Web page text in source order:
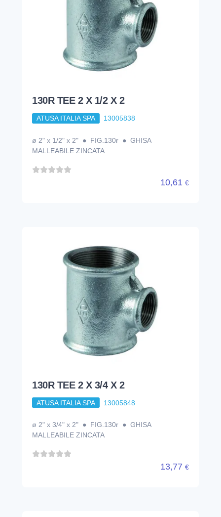
130R TEE 2 X 1/2 X 2
ATUSA ITALIA SPA 13005838
ø 2" x 1/2" x 2" ● FIG.130r ● GHISA
MALLEABILE ZINCATA
10,61 €
130R TEE 2 X 3/4 X 2
ATUSA ITALIA SPA 13005848
ø 2" x 3/4" x 2" ● FIG.130r ● GHISA
MALLEABILE ZINCATA
13,77 €